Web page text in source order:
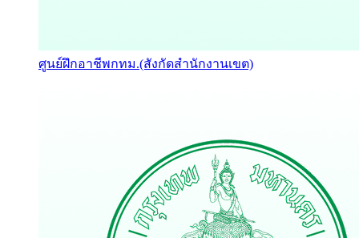
ศูนย์ฝึกอาชีพกทม.(สังกัดสำนักงานเขต)